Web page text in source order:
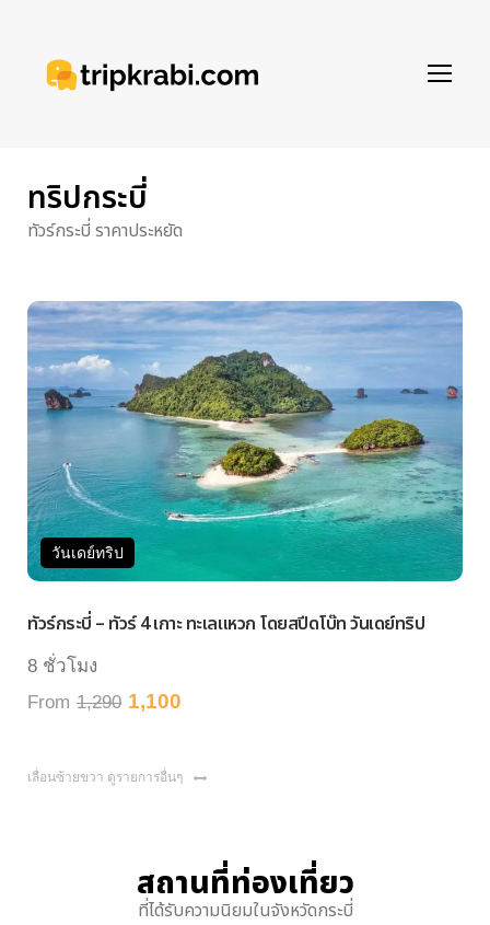
ทริปกระบี่
ทัวร์กระบี่ ราคาประหยัด
วันเดย์ทริป
ร์กระบี่ – ทัวร์ 4 เกาะ ทะเลแหวก โดยสปีดโบ๊ท วันเดย์ทริป
ชั่วโมง
1,290 1,100
เลื่อนซ้ายขวา ดูรายการอื่นๆ
สถานที่ท่องเที่ยว
ที่ได้รับความนิยมในจังหวัดกระบี่